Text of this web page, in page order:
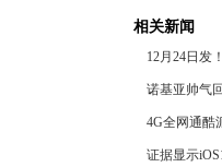
相关新闻
12月24日发
诺基亚帅气
4G全网通酷
证据显示